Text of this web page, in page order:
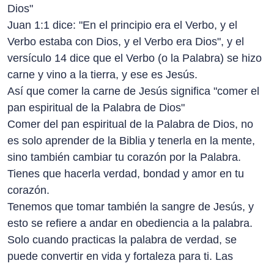
Dios"
Juan 1:1 dice: "En el principio era el Verbo, y el
Verbo estaba con Dios, y el Verbo era Dios", y el
versículo 14 dice que el Verbo (o la Palabra) se hizo
carne y vino a la tierra, y ese es Jesús.
Así que comer la carne de Jesús significa "comer el
pan espiritual de la Palabra de Dios"
Comer del pan espiritual de la Palabra de Dios, no
es solo aprender de la Biblia y tenerla en la mente,
sino también cambiar tu corazón por la Palabra.
Tienes que hacerla verdad, bondad y amor en tu
corazón.
Tenemos que tomar también la sangre de Jesús, y
esto se refiere a andar en obediencia a la palabra.
Solo cuando practicas la palabra de verdad, se
puede convertir en vida y fortaleza para ti. Las